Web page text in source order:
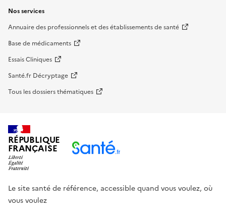
Nos services
Annuaire des professionnels et des établissements de santé
Base de médicaments
Essais Cliniques
Santé.fr Décryptage
Tous les dossiers thématiques
RÉPUBLIQUE
FRANÇAISE
Le site santé de référence, accessible quand vous voulez, où
vous voulez